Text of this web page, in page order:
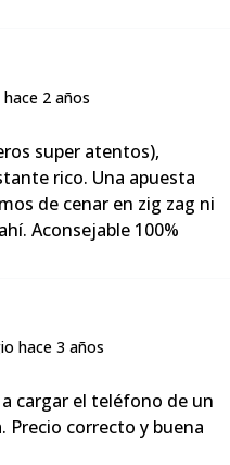
super atentos),
rico. Una apuesta
de cenar en zig zag ni
Aconsejable 100%
cargar el teléfono de un
Precio correcto y buena